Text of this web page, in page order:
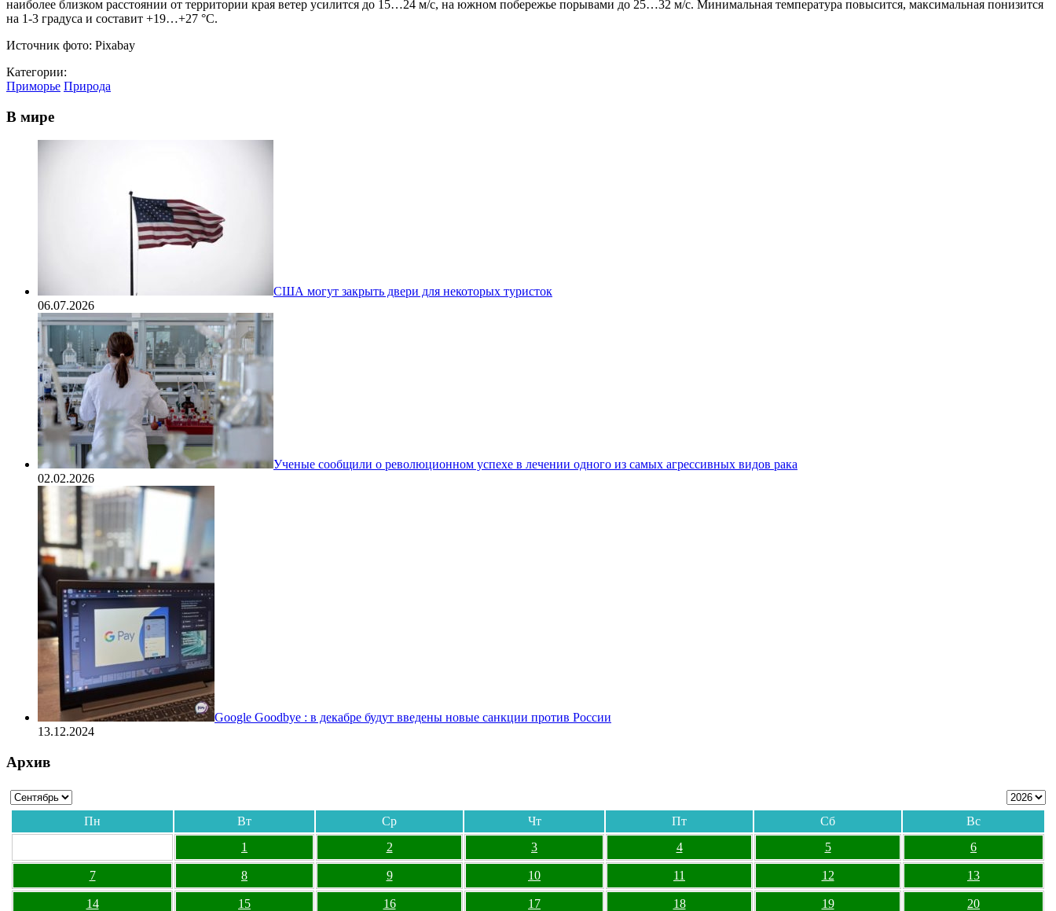
наиболее близком расстоянии от территории края ветер усилится до 15…24 м/с, на южном побережье порывами до 25…32 м/с. Минимальная температура повысится, максимальная понизится
на 1-3 градуса и составит +19…+27 °С.
Источник фото: Pixabay
Категории:
Приморье Природа
В мире
США могут закрыть двери для некоторых туристок
06.07.2026
Ученые сообщили о революционном успехе в лечении одного из самых агрессивных видов рака
02.02.2026
Google Goodbye : в декабре будут введены новые санкции против России
13.12.2024
Архив
Пн Вт Ср Чт Пт Сб
Вс
1
2 3 4 5 6
7 8 9 10 11 12 13
14 15 16 17 18 19 20